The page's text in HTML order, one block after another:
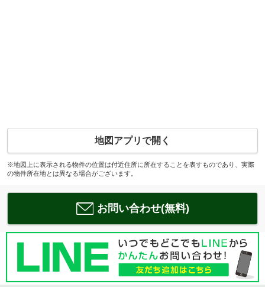
地図アプリで開く
※地図上に表示される物件の位置は付近住所に所在することを表すものであり、実際
の物件所在地とは異なる場合がございます。
お問い合わせ(無料)